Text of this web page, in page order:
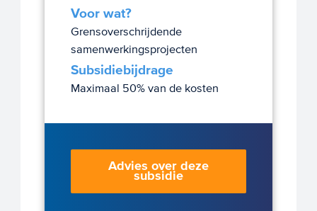
Voor wat?
Grensoverschrijdende
samenwerkingsprojecten
Subsidiebijdrage
Maximaal 50% van de kosten
Advies over deze
subsidie